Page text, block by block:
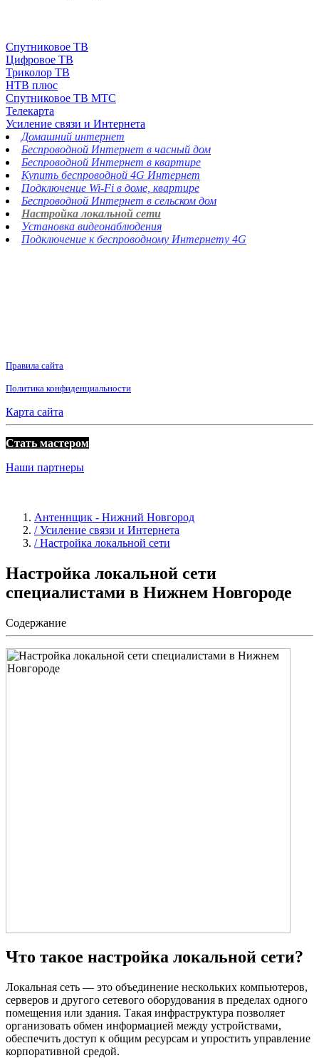
Спутниковое ТВ
Цифровое ТВ
Триколор ТВ
НТВ плюс
Спутниковое ТВ МТС
Телекарта
Усиление связи и Интернета
Домашний интернет
Беспроводной Интернет в часный дом
Беспроводной Интернет в квартире
Купить беспроводной 4G Интернет
Подключение Wi-Fi в доме, квартире
Беспроводной Интернет в сельском дом
Настройка локальной сети
Установка видеонаблюдения
Подключение к беспроводному Интернету 4G
Правила сайта
Политика конфиденциальности
Карта сайта
Стать мастером
Наши партнеры
Антеннщик - Нижний Новгород
/ Усиление связи и Интернета
/ Настройка локальной сети
Настройка локальной сети
специалистами в Нижнем Новгороде
Содержание
Что такое настройка локальной сети?
Локальная сеть — это объединение нескольких компьютеров,
серверов и другого сетевого оборудования в пределах одного
помещения или здания. Такая инфраструктура позволяет
организовать обмен информацией между устройствами,
обеспечить доступ к общим ресурсам и упростить управление
корпоративной средой.